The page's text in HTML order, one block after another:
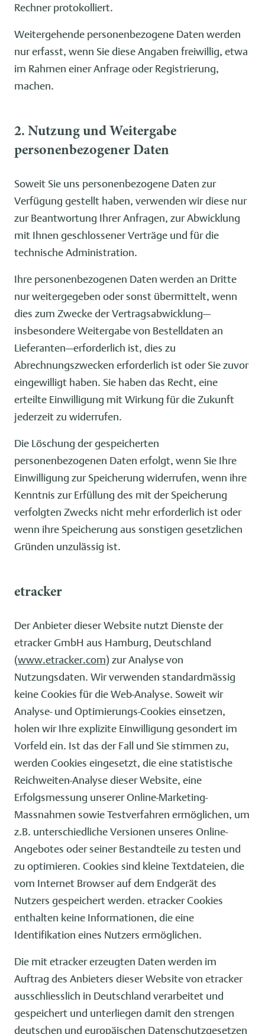
Rechner protokolliert.
Weitergehende personenbezogene Daten werden
nur erfasst, wenn Sie diese Angaben freiwillig, etwa
im Rahmen einer Anfrage oder Registrierung,
machen.
2. Nutzung und Weitergabe
personenbezogener Daten
Soweit Sie uns personenbezogene Daten zur
Verfügung gestellt haben, verwenden wir diese nur
zur Beantwortung Ihrer Anfragen, zur Abwicklung
mit Ihnen geschlossener Verträge und für die
technische Administration.
Ihre personenbezogenen Daten werden an Dritte
nur weitergegeben oder sonst übermittelt, wenn
dies zum Zwecke der Vertragsabwicklung—
insbesondere Weitergabe von Bestelldaten an
Lieferanten—erforderlich ist, dies zu
Abrechnungszwecken erforderlich ist oder Sie zuvor
eingewilligt haben. Sie haben das Recht, eine
erteilte Einwilligung mit Wirkung für die Zukunft
jederzeit zu widerrufen.
Die Löschung der gespeicherten
personenbezogenen Daten erfolgt, wenn Sie Ihre
Einwilligung zur Speicherung widerrufen, wenn ihre
Kenntnis zur Erfüllung des mit der Speicherung
verfolgten Zwecks nicht mehr erforderlich ist oder
wenn ihre Speicherung aus sonstigen gesetzlichen
Gründen unzulässig ist.
etracker
Der Anbieter dieser Website nutzt Dienste der
etracker GmbH aus Hamburg, Deutschland
(www.etracker.com) zur Analyse von
Nutzungsdaten. Wir verwenden standardmässig
keine Cookies für die Web-Analyse. Soweit wir
Analyse- und Optimierungs-Cookies einsetzen,
holen wir Ihre explizite Einwilligung gesondert im
Vorfeld ein. Ist das der Fall und Sie stimmen zu,
werden Cookies eingesetzt, die eine statistische
Reichweiten-Analyse dieser Website, eine
Erfolgsmessung unserer Online-Marketing-
Massnahmen sowie Testverfahren ermöglichen, um
z.B. unterschiedliche Versionen unseres Online-
Angebotes oder seiner Bestandteile zu testen und
zu optimieren. Cookies sind kleine Textdateien, die
vom Internet Browser auf dem Endgerät des
Nutzers gespeichert werden. etracker Cookies
enthalten keine Informationen, die eine
Identifikation eines Nutzers ermöglichen.
Die mit etracker erzeugten Daten werden im
Auftrag des Anbieters dieser Website von etracker
ausschliesslich in Deutschland verarbeitet und
gespeichert und unterliegen damit den strengen
deutschen und europäischen Datenschutzgesetzen